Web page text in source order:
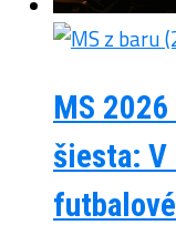
MS
šiesta: V